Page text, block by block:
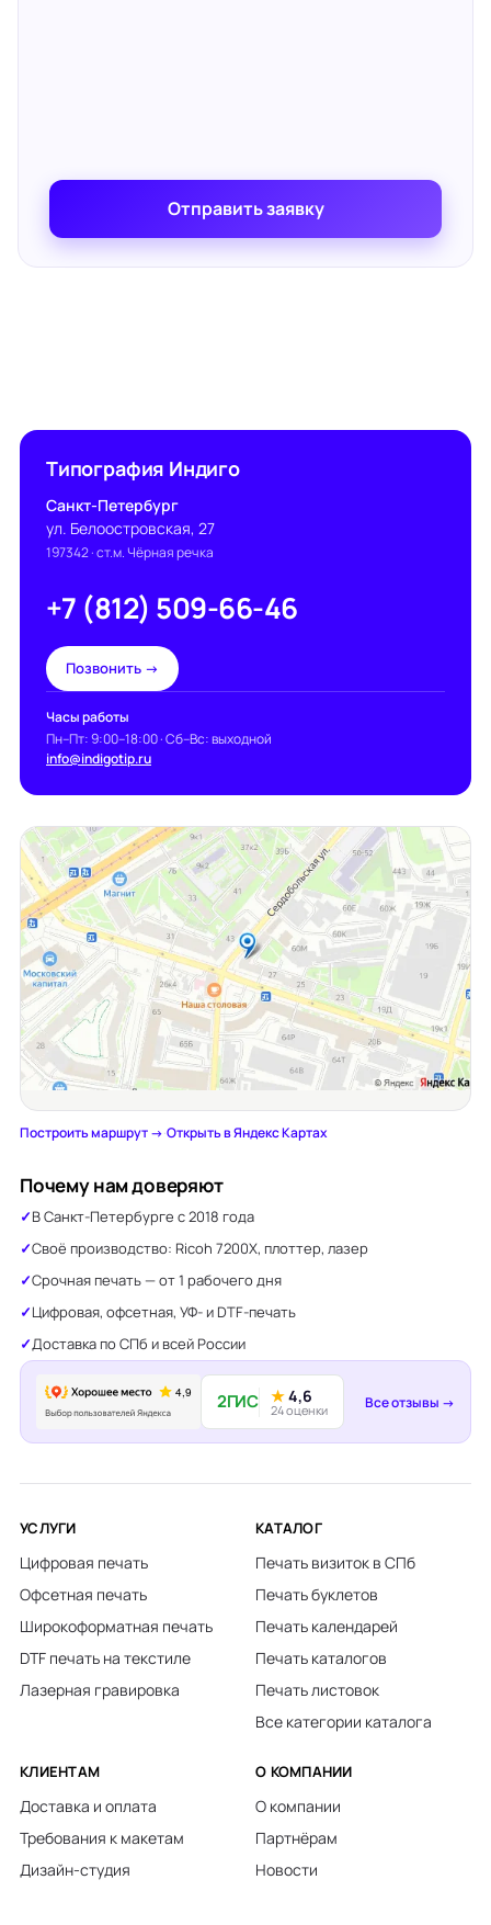
Отправить заявку
Типография Индиго
Санкт-Петербург
ул. Белоостровская, 27
197342· ст.м. Чёрная речка
+7 (812) 509-66-46
Позвонить →
Часы работы
Пн–Пт: 9:00–18:00 · Сб–Вс: выходной
info@indigotip.ru
Построить маршрут →·Открыть в Яндекс Картах
Почему нам доверяют
В Санкт-Петербурге с 2018 года
Своё производство: Ricoh 7200X, плоттер, лазер
Срочная печать — от 1 рабочего дня
Цифровая, офсетная, УФ- и DTF-печать
Доставка по СПб и всей России
2ГИС ★4,6
24 оценки Все отзывы →
УСЛУГИ
Цифровая печать
Офсетная печать
Широкоформатная печать
DTF печать на текстиле
Лазерная гравировка
КАТАЛОГ
Печать визиток в СПб
Печать буклетов
Печать календарей
Печать каталогов
Печать листовок
Все категории каталога
КЛИЕНТАМ
Доставка и оплата
Требования к макетам
Дизайн-студия
О КОМПАНИИ
О компании
Партнёрам
Новости